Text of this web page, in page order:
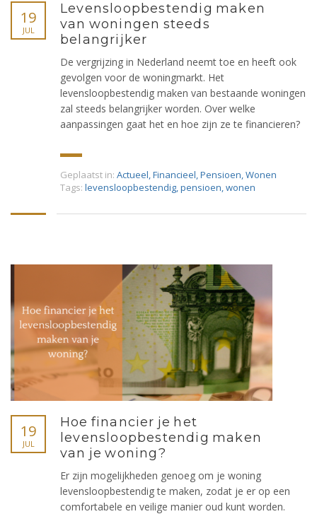
19
JUL
Levensloopbestendig maken
van woningen steeds
belangrijker
De vergrijzing in Nederland neemt toe en heeft ook
gevolgen voor de woningmarkt. Het
levensloopbestendig maken van bestaande woningen
zal steeds belangrijker worden. Over welke
aanpassingen gaat het en hoe zijn ze te financieren?
Geplaatst in: Actueel,Financieel,Pensioen,Wonen
Tags: levensloopbestendig,pensioen,wonen
19
JUL
Hoe financier je het
levensloopbestendig maken
van je woning?
Er zijn mogelijkheden genoeg om je woning
levensloopbestendig te maken, zodat je er op een
comfortabele en veilige manier oud kunt worden.